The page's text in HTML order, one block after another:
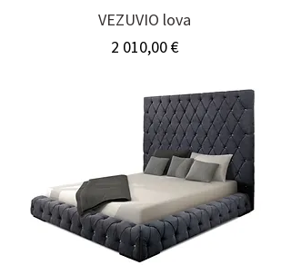
VEZUVIO lova
Kaina
2 010,00 €